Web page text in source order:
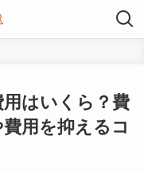
はいくら？費
用を抑えるコ